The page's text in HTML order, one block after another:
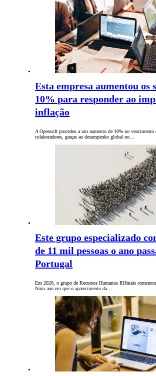
Esta empresa aumentou os
10% para responder ao
inflação
A Opensoft procedeu a um aumento de 10% no vencimento
colaboradores, graças ao desempenho global no…
Este grupo especializado
de 11 mil pessoas o ano
Portugal
Em 2020, o grupo de Recursos Humanos RHmais
Num ano em que o aparecimento da…